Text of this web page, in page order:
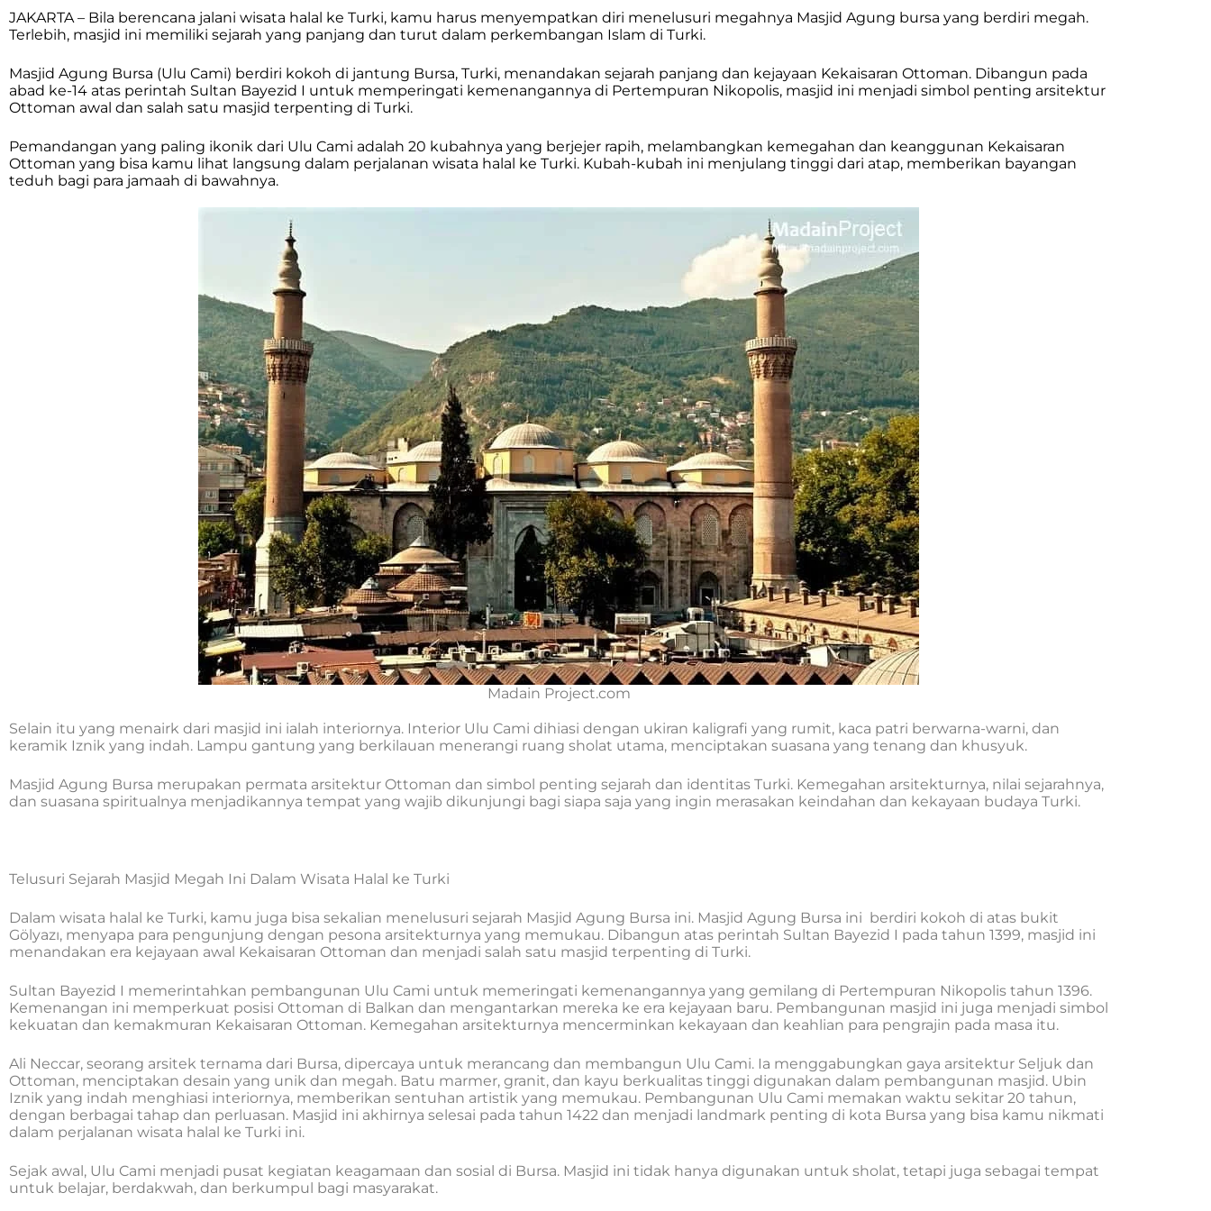
JAKARTA – Bila berencana jalani wisata halal ke Turki, kamu harus menyempatkan diri menelusuri megahnya Masjid Agung bursa yang berdiri megah.
Terlebih, masjid ini memiliki sejarah yang panjang dan turut dalam perkembangan Islam di Turki.
Masjid Agung Bursa (Ulu Cami) berdiri kokoh di jantung Bursa, Turki, menandakan sejarah panjang dan kejayaan Kekaisaran Ottoman. Dibangun pada
abad ke-14 atas perintah Sultan Bayezid I untuk memperingati kemenangannya di Pertempuran Nikopolis, masjid ini menjadi simbol penting arsitektur
Ottoman awal dan salah satu masjid terpenting di Turki.
Pemandangan yang paling ikonik dari Ulu Cami adalah 20 kubahnya yang berjejer rapih, melambangkan kemegahan dan keanggunan Kekaisaran
Ottoman yang bisa kamu lihat langsung dalam perjalanan wisata halal ke Turki. Kubah-kubah ini menjulang tinggi dari atap, memberikan bayangan
teduh bagi para jamaah di bawahnya.
Madain Project.com
Selain itu yang menairk dari masjid ini ialah interiornya. Interior Ulu Cami dihiasi dengan ukiran kaligrafi yang rumit, kaca patri berwarna-warni, dan
keramik Iznik yang indah. Lampu gantung yang berkilauan menerangi ruang sholat utama, menciptakan suasana yang tenang dan khusyuk.
Masjid Agung Bursa merupakan permata arsitektur Ottoman dan simbol penting sejarah dan identitas Turki. Kemegahan arsitekturnya, nilai sejarahnya,
dan suasana spiritualnya menjadikannya tempat yang wajib dikunjungi bagi siapa saja yang ingin merasakan keindahan dan kekayaan budaya Turki.
Telusuri Sejarah Masjid Megah Ini Dalam Wisata Halal ke Turki
Dalam wisata halal ke Turki, kamu juga bisa sekalian menelusuri sejarah Masjid Agung Bursa ini. Masjid Agung Bursa ini berdiri kokoh di atas bukit
Gölyazı, menyapa para pengunjung dengan pesona arsitekturnya yang memukau. Dibangun atas perintah Sultan Bayezid I pada tahun 1399, masjid ini
menandakan era kejayaan awal Kekaisaran Ottoman dan menjadi salah satu masjid terpenting di Turki.
Sultan Bayezid I memerintahkan pembangunan Ulu Cami untuk memeringati kemenangannya yang gemilang di Pertempuran Nikopolis tahun 1396.
Kemenangan ini memperkuat posisi Ottoman di Balkan dan mengantarkan mereka ke era kejayaan baru. Pembangunan masjid ini juga menjadi simbol
kekuatan dan kemakmuran Kekaisaran Ottoman. Kemegahan arsitekturnya mencerminkan kekayaan dan keahlian para pengrajin pada masa itu.
Ali Neccar, seorang arsitek ternama dari Bursa, dipercaya untuk merancang dan membangun Ulu Cami. Ia menggabungkan gaya arsitektur Seljuk dan
Ottoman, menciptakan desain yang unik dan megah. Batu marmer, granit, dan kayu berkualitas tinggi digunakan dalam pembangunan masjid. Ubin
Iznik yang indah menghiasi interiornya, memberikan sentuhan artistik yang memukau. Pembangunan Ulu Cami memakan waktu sekitar 20 tahun,
dengan berbagai tahap dan perluasan. Masjid ini akhirnya selesai pada tahun 1422 dan menjadi landmark penting di kota Bursa yang bisa kamu nikmati
dalam perjalanan wisata halal ke Turki ini.
Sejak awal, Ulu Cami menjadi pusat kegiatan keagamaan dan sosial di Bursa. Masjid ini tidak hanya digunakan untuk sholat, tetapi juga sebagai tempat
untuk belajar, berdakwah, dan berkumpul bagi masyarakat.